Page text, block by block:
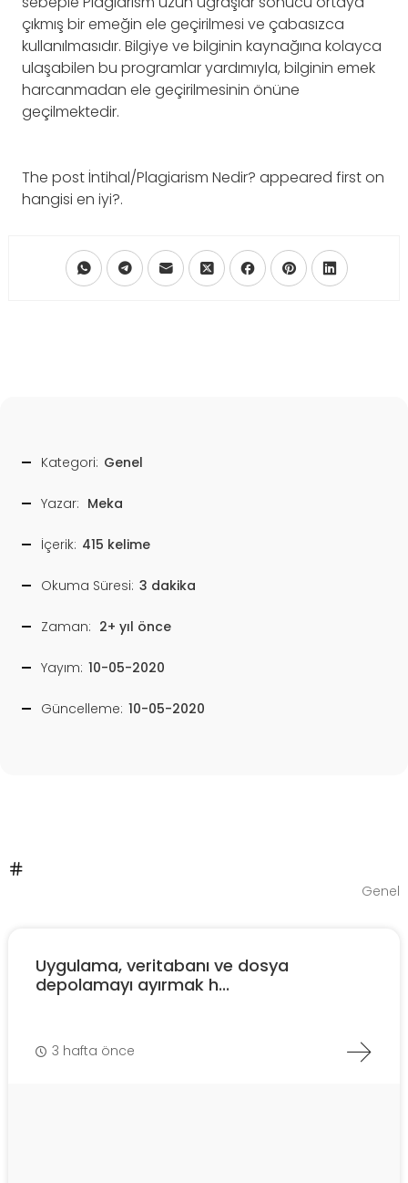
çıkmış bir emeğin ele geçirilmesi ve çabasızca
kullanılmasıdır. Bilgiye ve bilginin kaynağına kolayca
ulaşabilen bu programlar yardımıyla, bilginin emek
harcanmadan ele geçirilmesinin önüne
geçilmektedir.
The post İntihal/Plagiarism Nedir? appeared first on
hangisi en iyi?.
Kategori: Genel
Yazar: Meka
İçerik: 415 kelime
Okuma Süresi: 3 dakika
Zaman: 2+ yıl önce
Yayım: 10-05-2020
Güncelleme: 10-05-2020
Genel
Uygulama, veritabanı ve dosya
depolamayı ayırmak h...
3 hafta önce